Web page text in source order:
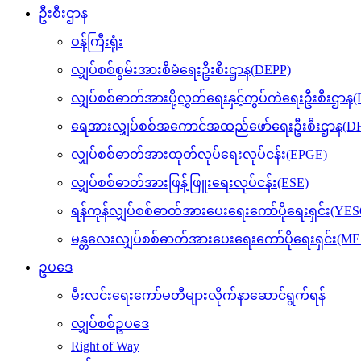
ဦးစီးဌာန
ဝန်ကြီးရုံး
လျှပ်စစ်စွမ်းအားစီမံရေးဦးစီးဌာန(DEPP)
လျှပ်စစ်ဓာတ်အားပို့လွှတ်ရေးနှင့်ကွပ်ကဲရေးဦးစီးဌာန
ရေအားလျှပ်စစ်အကောင်အထည်ဖော်ရေးဦးစီးဌာန
လျှပ်စစ်ဓာတ်အားထုတ်လုပ်ရေးလုပ်ငန်း(EPGE)
လျှပ်စစ်ဓာတ်အားဖြန့်ဖြူးရေးလုပ်ငန်း(ESE)
ရန်ကုန်လျှပ်စစ်ဓာတ်အားပေးရေးကော်ပိုရေးရှင်း
မန္တလေးလျှပ်စစ်ဓာတ်အားပေးရေးကော်ပိုရေးရှင်း
ဥပဒေ
မီးလင်းရေးကော်မတီများလိုက်နာဆောင်ရွက်ရန်
လျှပ်စစ်ဥပဒေ
Right of Way